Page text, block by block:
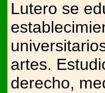
Lutero se
artes.
derecho,